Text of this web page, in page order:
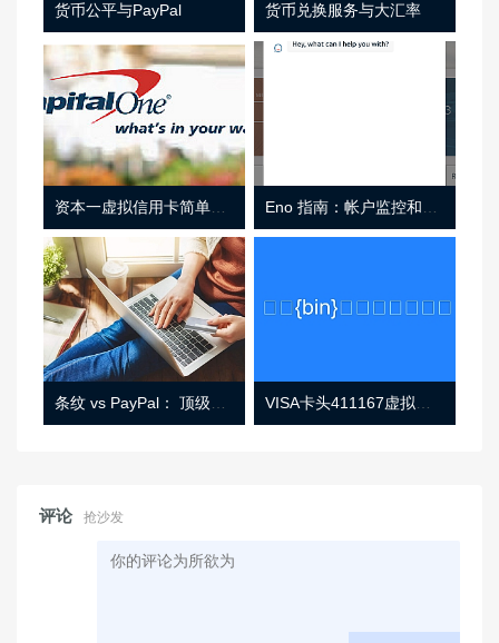
货币公平与PayPal 货币兑换服务与大汇率
资本一虚拟信用卡简单介绍
条纹 vs PayPal： 顶级功能， 定价 （和更多！ VISA卡头411167虚拟卡基础信息
评论 抢沙发